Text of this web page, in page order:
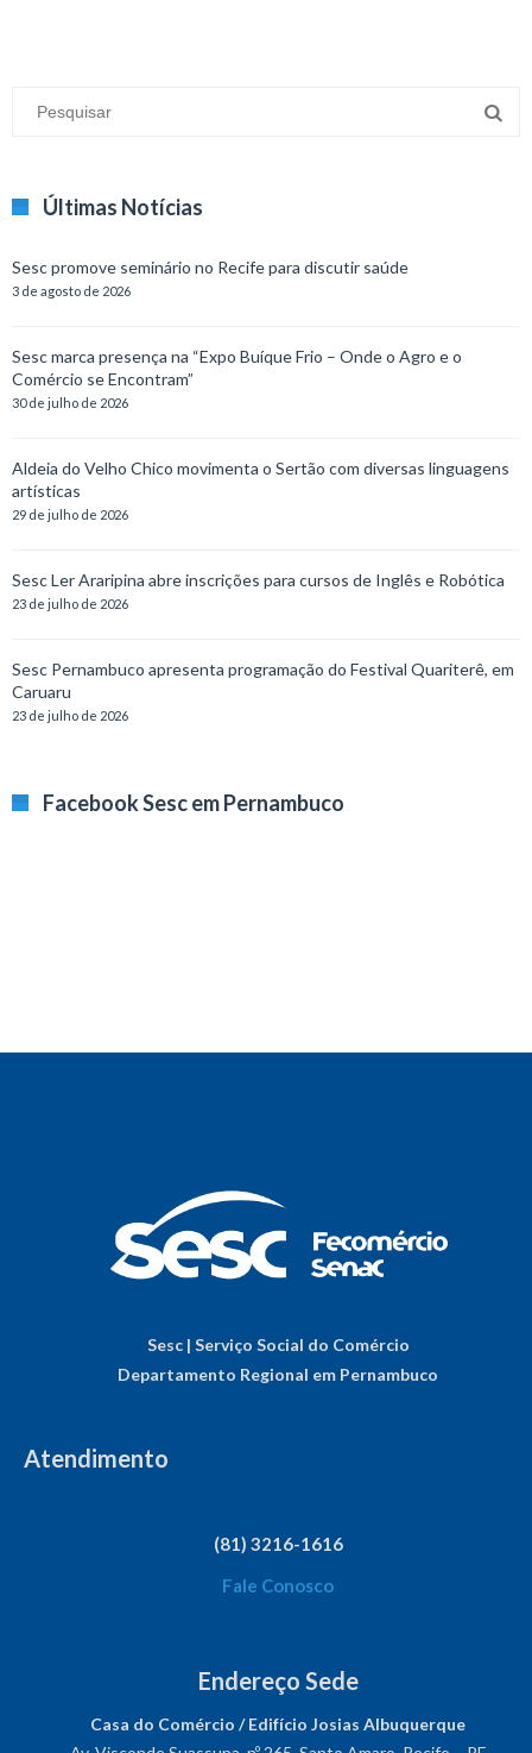
Últimas Notícias
Sesc promove seminário no Recife para discutir saúde
3 de agosto de 2026
Sesc marca presença na “Expo Buíque Frio – Onde o Agro e o
Comércio se Encontram”
30 de julho de 2026
Aldeia do Velho Chico movimenta o Sertão com diversas linguagens
artísticas
29 de julho de 2026
Sesc Ler Araripina abre inscrições para cursos de Inglês e Robótica
23 de julho de 2026
Sesc Pernambuco apresenta programação do Festival Quariterê, em
Caruaru
23 de julho de 2026
Facebook Sesc em Pernambuco
Sesc | Serviço Social do Comércio
Departamento Regional em Pernambuco
Atendimento
(81) 3216-1616
Fale Conosco
Endereço Sede
Casa do Comércio / Edifício Josias Albuquerque